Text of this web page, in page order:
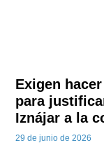
Exigen
para
Iznájar a la
29 de junio de 2026